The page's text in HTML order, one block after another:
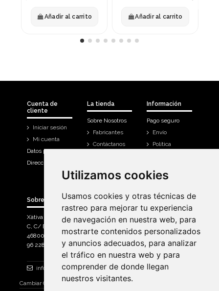
Utilizamos cookies
Usamos cookies y otras técnicas de
rastreo para mejorar tu experiencia
de navegación en nuestra web, para
mostrarte contenidos personalizados
y anuncios adecuados, para analizar
el tráfico en nuestra web y para
comprender de donde llegan
nuestros visitantes.
Utilizamos cookies
Usamos cookies y otras técnicas de
rastreo para mejorar tu experiencia
de navegación en nuestra web, para
mostrarte contenidos personalizados
y anuncios adecuados, para analizar
el tráfico en nuestra web y para
comprender de donde llegan
nuestros visitantes.
Añadir al carrito Añadir al carrito
Cuenta de
cliente
Iniciar sesión
Mi cuenta
Datos personales
Direcciones
La tienda
Sobre Nosotros
Fabricantes
Contáctanos
Información
Pago seguro
Envío
Política
Historial de
Sobre Bicicletas Sanchis
Xàtiva Polígon Industrial
C, C/ Braçal del Roncador nave 10. >
46800, Xàtiva.
96 228 71 23
info@bicicletassanchis.com
Cambiar Consentimiento de Cookies